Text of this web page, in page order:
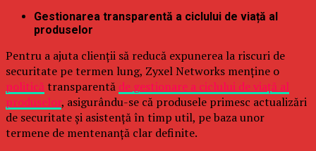
Gestionarea transparentă a ciclului de viață al
produselor
Pentru a ajuta clienții să reducă expunerea la riscuri de
securitate pe termen lung, Zyxel Networks menține o
politică transparentă de gestionare a ciclului de viață al
produselor, asigurându-se că produsele primesc actualizări
de securitate și asistență în timp util, pe baza unor
termene de mentenanță clar definite.